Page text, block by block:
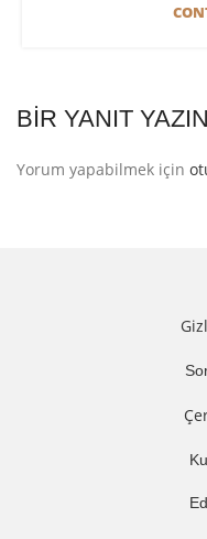
BIR YANIT YAZIN
Yorum yapabilmek için